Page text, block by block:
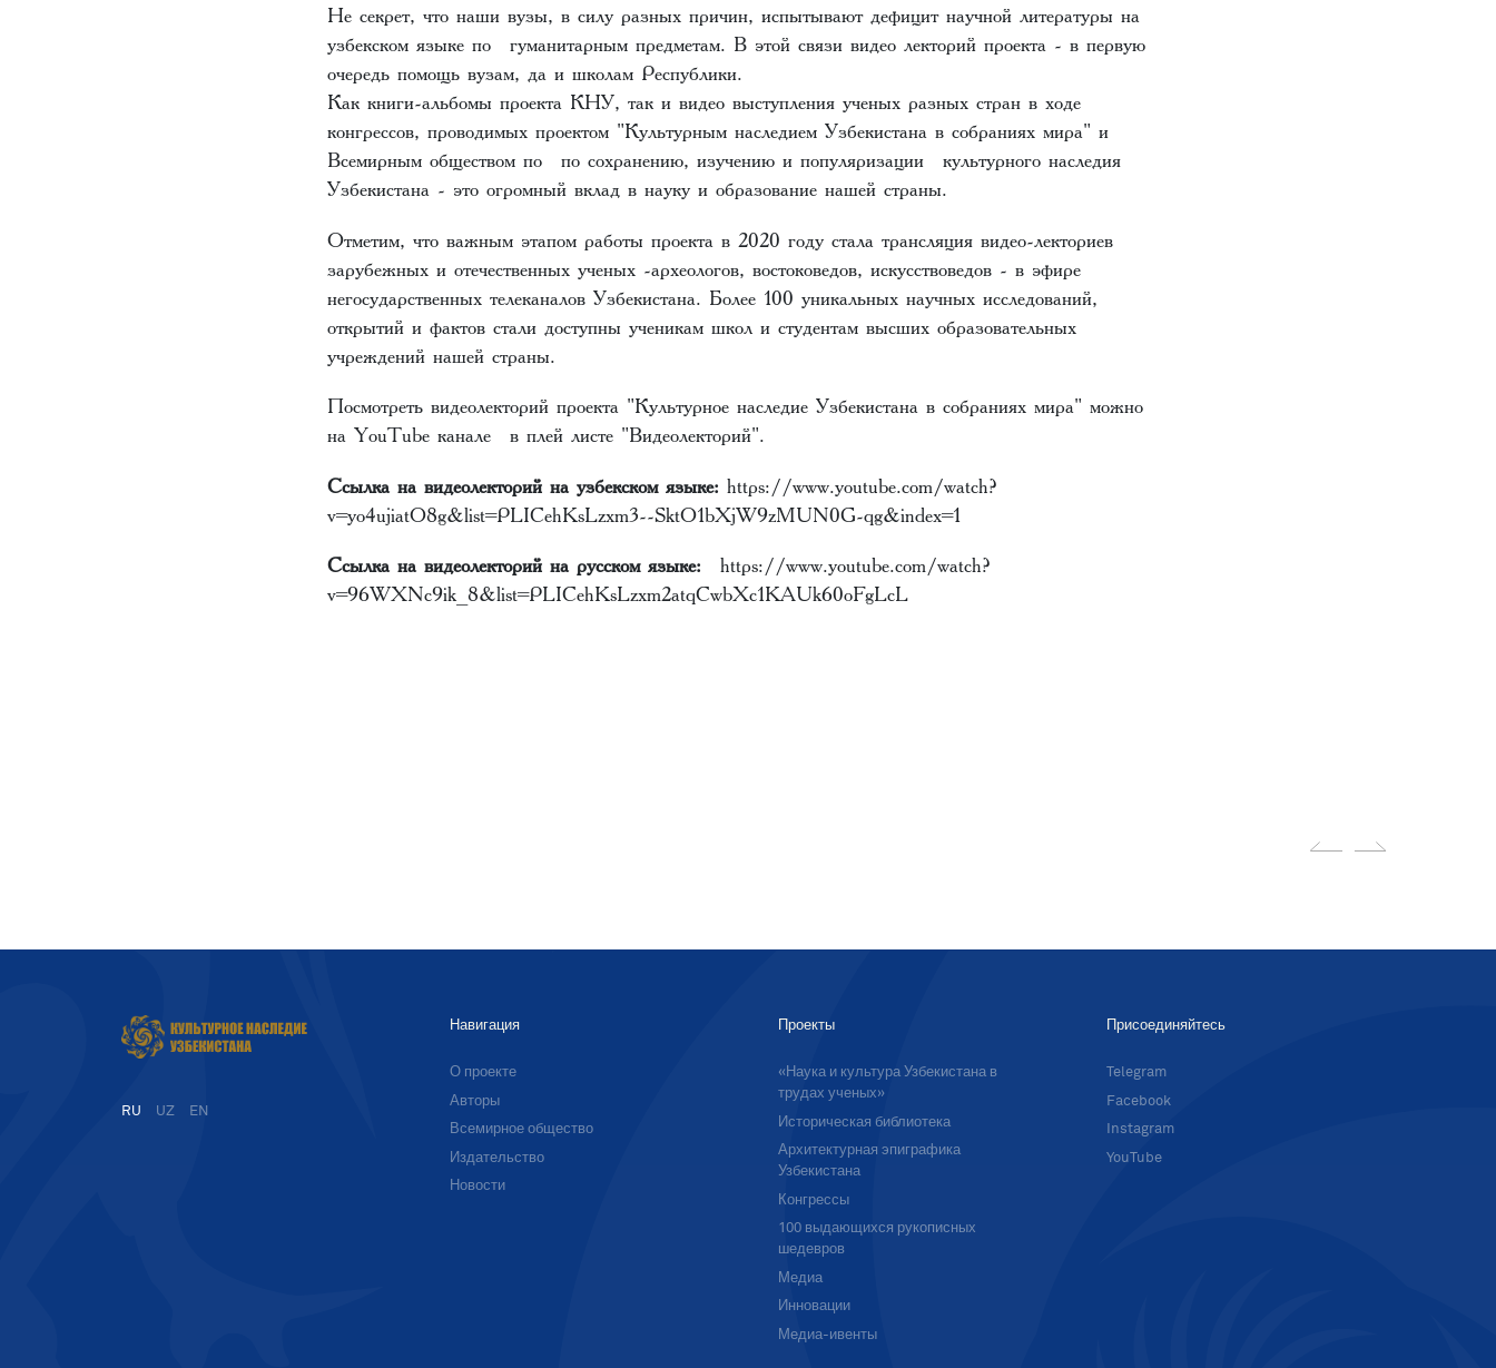
Не секрет, что наши вузы, в силу разных причин, испытывают дефицит научной литературы на
узбекском языке по гуманитарным предметам. В этой связи видео лекторий проекта - в первую
очередь помощь вузам, да и школам Республики.
Как книги-альбомы проекта КНУ, так и видео выступления ученых разных стран в ходе
конгрессов, проводимых проектом "Культурным наследием Узбекистана в собраниях мира" и
Всемирным обществом по по сохранению, изучению и популяризации культурного наследия
Узбекистана - это огромный вклад в науку и образование нашей страны.
Отметим, что важным этапом работы проекта в 2020 году стала трансляция видео-лекториев
зарубежных и отечественных ученых -археологов, востоковедов, искусствоведов - в эфире
негосударственных телеканалов Узбекистана. Более 100 уникальных научных исследований,
открытий и фактов стали доступны ученикам школ и студентам высших образовательных
учреждений нашей страны.
Посмотреть видеолекторий проекта "Культурное наследие Узбекистана в собраниях мира" можно
на YouTube канале в плей листе "Видеолекторий".
Ссылка на видеолекторий на узбекском языке: https://www.youtube.com/watch?
v=yo4ujiatO8g&list=PLICehKsLzxm3--SktO1bXjW9zMUN0G-qg&index=1
Ccылка на видеолекторий на русском языке:
https://www.youtube.com/watch?
v=96WXNc9ik_8&list=PLICehKsLzxm2atqCwbXc1KAUk60oFgLcL
RU UZ EN
Навигация
О проекте
Авторы
Всемирное общество
Издательство
Новости
Проекты
«Наука и культура Узбекистана в
трудах ученых»
Историческая библиотека
Архитектурная эпиграфика
Узбекистана
Конгрессы
100 выдающихся рукописных
шедевров
Медиа
Инновации
Медиа-ивенты
Присоединяйтесь
Telegram
Facebook
Instagram
YouTube